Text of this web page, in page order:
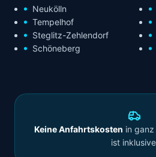
Neukölln
Tempelhof
Steglitz-Zehlendorf
Schöneberg
Keine Anfahrtskosten in
ist